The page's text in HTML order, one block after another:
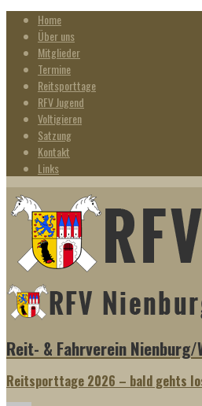
Home
Über uns
Mitglieder
Termine
Reitsporttage
RFV Jugend
Voltigieren
Satzung
Kontakt
Links
Reit- & Fahrverein Nienburg/
Reitsporttage 2026 – bald gehts